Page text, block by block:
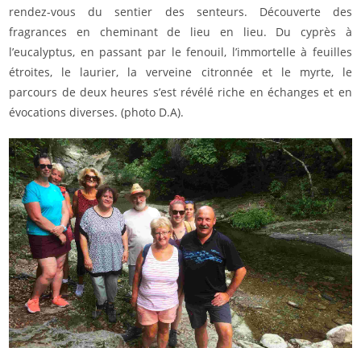
rendez-vous du sentier des senteurs. Découverte des
fragrances en cheminant de lieu en lieu. Du cyprès à
l’eucalyptus, en passant par le fenouil, l’immortelle à feuilles
étroites, le laurier, la verveine citronnée et le myrte, le
parcours de deux heures s’est révélé riche en échanges et en
évocations diverses. (photo D.A).